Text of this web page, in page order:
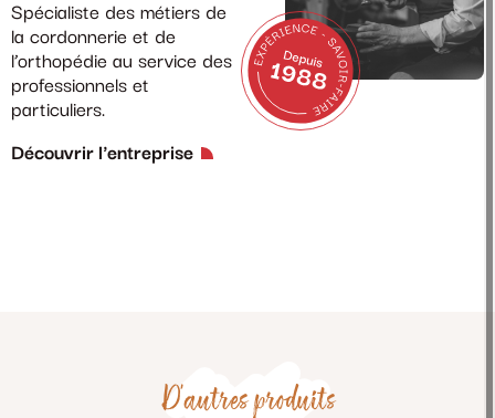
Spécialiste des métiers de
la cordonnerie et de
l’orthopédie au service des
professionnels et
particuliers.
Découvrir l'entreprise
D'autres produits